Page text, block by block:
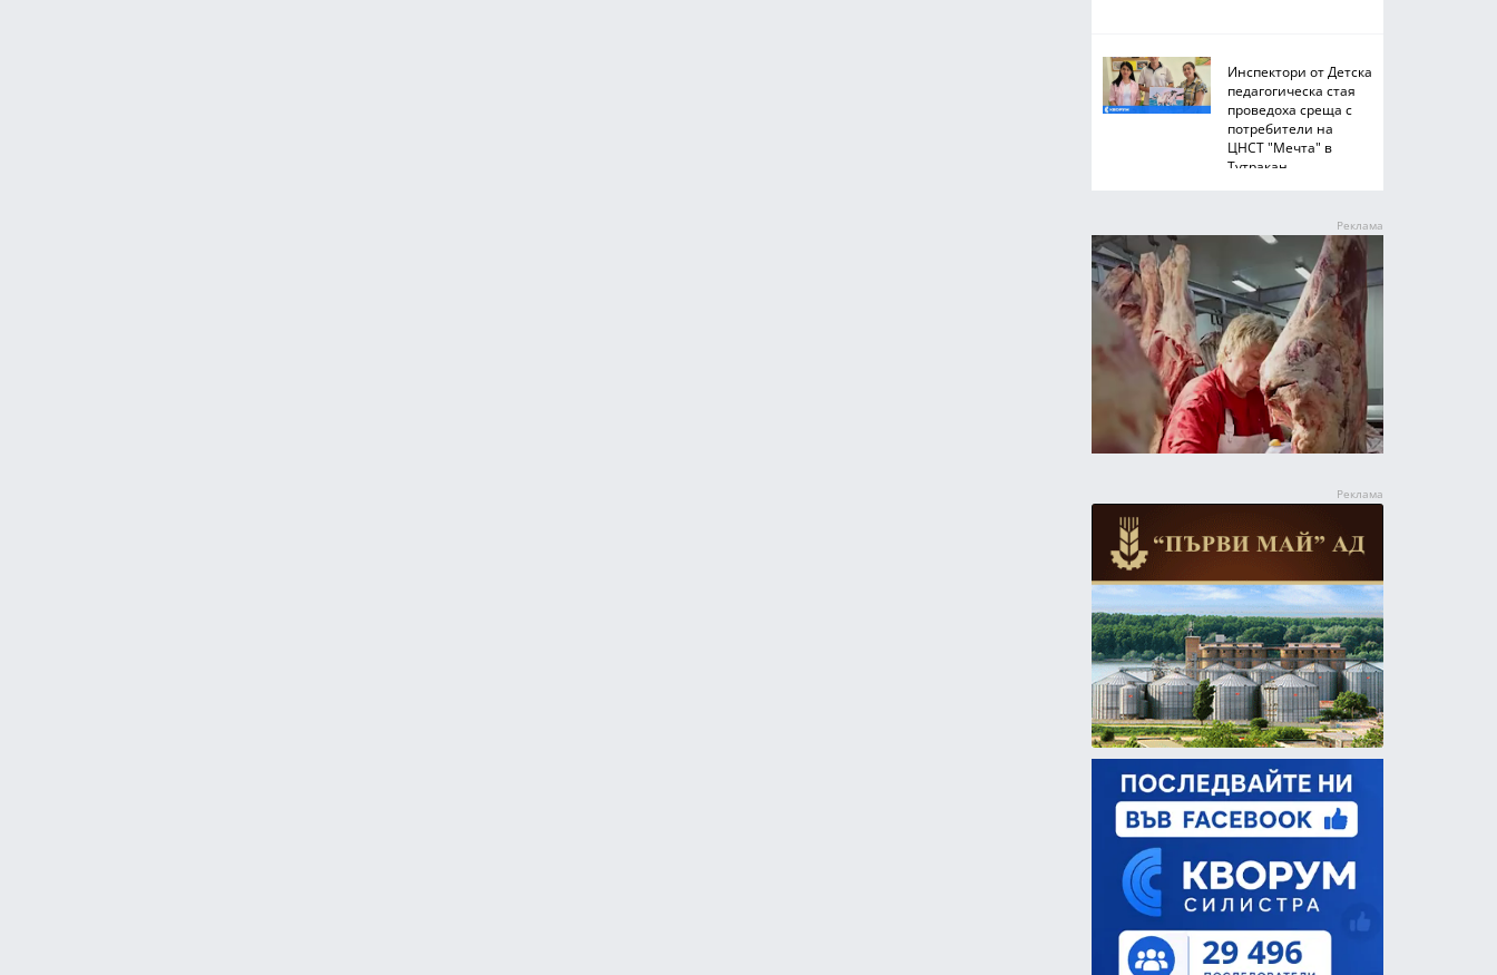
Инспектори от Детска
педагогическа стая
проведоха среща с
потребители на
ЦНСТ "Мечта" в
Тутракан